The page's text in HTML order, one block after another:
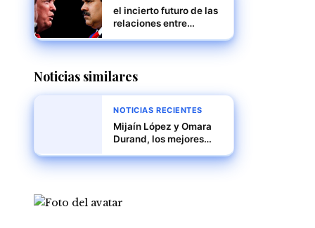
el incierto futuro de las
relaciones entre
Venezuela
Noticias similares
NOTICIAS RECIENTES
Mijaín López y Omara
Durand, los mejores
Latina y el Caribe en